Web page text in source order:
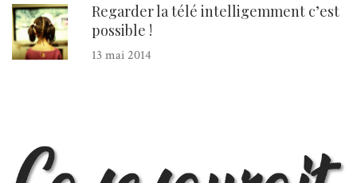
Regarder la télé intelligemment c’est
possible !
13 mai 2014